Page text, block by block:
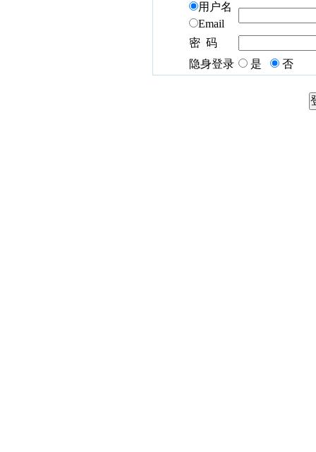
用户名
Email
密 码
隐身登录
是 否